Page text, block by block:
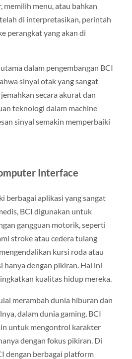
memilih menu, atau bahkan
di interpretasikan, perintah
perangkat yang akan di
dalam pengembangan BCI
sinyal otak yang sangat
secara akurat dan
teknologi dalam machine
sinyal semakin memperbaiki
Interface
berbagai aplikasi yang sangat
BCI digunakan untuk
gangguan motorik, seperti
stroke atau cedera tulang
kursi roda atau
hanya dengan pikiran. Hal ini
kualitas hidup mereka.
merambah dunia hiburan dan
dalam dunia gaming, BCI
untuk mengontrol karakter
dengan fokus pikiran. Di
dengan berbagai platform